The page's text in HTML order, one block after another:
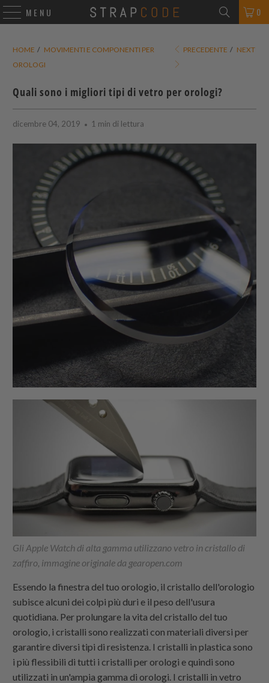
MENU 0
HOME / MOVIMENTI E COMPONENTI PER
OROLOGI
PRECEDENTE / NEXT
Quali sono i migliori tipi di vetro per orologi?
dicembre 04, 2019 1 min di lettura
Gli Apple Watch di alta gamma utilizzano vetro in cristallo di
zaffiro, immagine originale da gearopen.com
Essendo la finestra del tuo orologio, il cristallo dell'orologio
subisce alcuni dei colpi più duri e il peso dell'usura
quotidiana. Per prolungare la vita del cristallo del tuo
orologio, i cristalli sono realizzati con materiali diversi per
garantire diversi tipi di resistenza. I cristalli in plastica sono
i più flessibili di tutti i cristalli per orologi e quindi sono
utilizzati in un'ampia gamma di orologi. I cristalli in vetro